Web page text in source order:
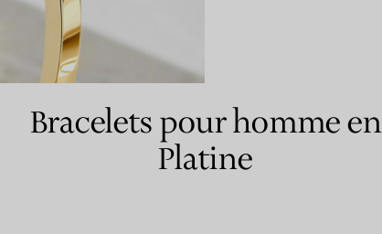
Bagues pour couples
expert en diamants Tiffany.
Bracelets pour homme en
Platine